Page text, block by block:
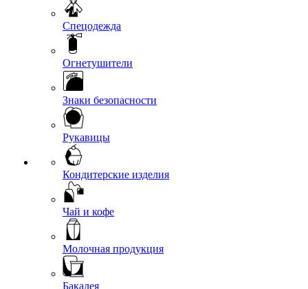
Спецодежда
Огнетушители
Знаки безопасности
Рукавицы
Кондитерские изделия
Чай и кофе
Молочная продукция
Бакалея